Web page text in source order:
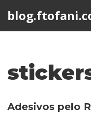
Adesivos pelo